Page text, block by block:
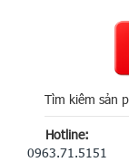
Hotline:
0963.71.5151